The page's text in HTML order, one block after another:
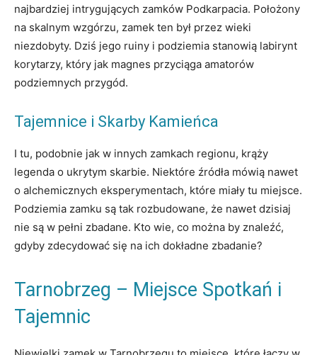
najbardziej intrygujących zamków Podkarpacia. Położony
na skalnym wzgórzu, zamek ten był przez wieki
niezdobyty. Dziś jego ruiny i podziemia stanowią labirynt
korytarzy, który jak magnes przyciąga amatorów
podziemnych przygód.
Tajemnice i Skarby Kamieńca
I tu, podobnie jak w innych zamkach regionu, krąży
legenda o ukrytym skarbie. Niektóre źródła mówią nawet
o alchemicznych eksperymentach, które miały tu miejsce.
Podziemia zamku są tak rozbudowane, że nawet dzisiaj
nie są w pełni zbadane. Kto wie, co można by znaleźć,
gdyby zdecydować się na ich dokładne zbadanie?
Tarnobrzeg – Miejsce Spotkań i
Tajemnic